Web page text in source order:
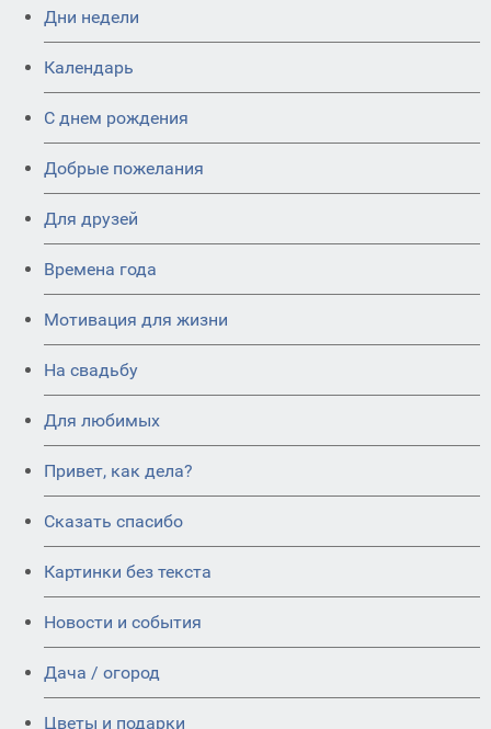
Дни недели
Календарь
C днем рождения
Добрые пожелания
Для друзей
Времена года
Мотивация для жизни
На свадьбу
Для любимых
Привет, как дела?
Сказать спасибо
Картинки без текста
Новости и события
Дача / огород
Цветы и подарки